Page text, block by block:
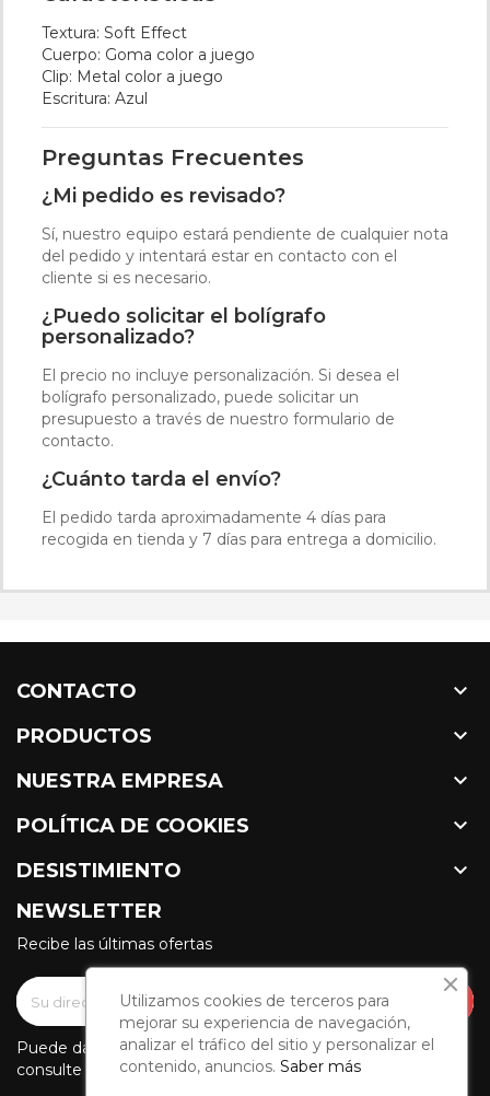
Textura: Soft Effect
Cuerpo: Goma color a juego
Clip: Metal color a juego
Escritura: Azul
Preguntas Frecuentes
¿Mi pedido es revisado?
Sí, nuestro equipo estará pendiente de cualquier nota
del pedido y intentará estar en contacto con el
cliente si es necesario.
¿Puedo solicitar el bolígrafo
personalizado?
El precio no incluye personalización. Si desea el
bolígrafo personalizado, puede solicitar un
presupuesto a través de nuestro formulario de
contacto.
¿Cuánto tarda el envío?
El pedido tarda aproximadamente 4 días para
recogida en tienda y 7 días para entrega a domicilio.
CONTACTO 
PRODUCTOS 
NUESTRA EMPRESA 
POLÍTICA DE COOKIES 
DESISTIMIENTO 
NEWSLETTER
Recibe las últimas ofertas
Puede darse de baja en cualquier momento. Para ello,
consulte nuestra información de contacto en el aviso legal.
Utilizamos cookies de terceros para
mejorar su experiencia de navegación,
analizar el tráfico del sitio y personalizar el
contenido, anuncios. Saber más